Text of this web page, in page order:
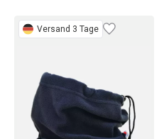
Versand 3 Tage